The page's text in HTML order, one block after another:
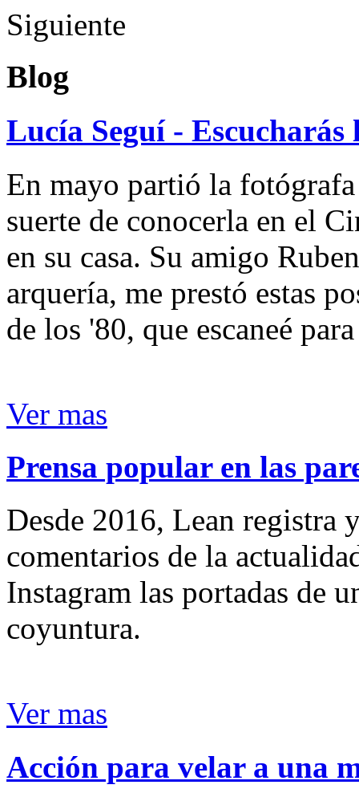
Siguiente
Blog
Lucía Seguí - Escucharás
En mayo partió la
suerte de conocerla en el
en su casa. Su amigo
arquería, me prestó estas
de los '80, que escaneé
Ver mas
Prensa popular en las
Desde 2016, Lean registra
comentarios de la
Instagram las portadas de
coyuntura.
Ver mas
Acción para velar a una